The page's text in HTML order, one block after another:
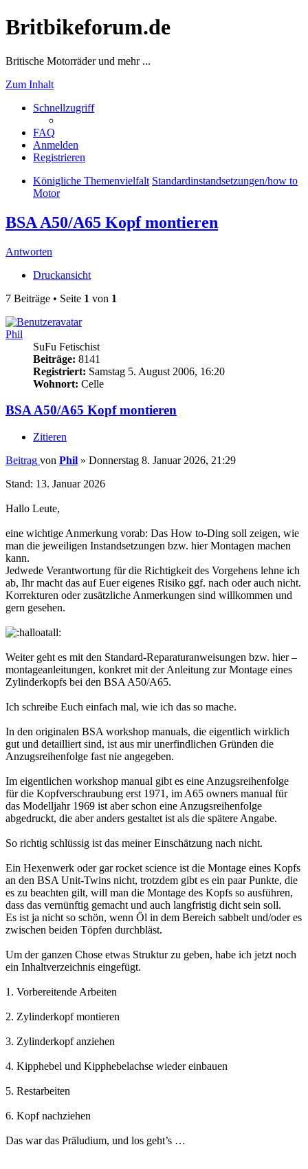
Britbikeforum.de
Britische Motorräder und mehr ...
Zum Inhalt
Schnellzugriff
FAQ
Anmelden
Registrieren
Königliche Themenvielfalt Standardinstandsetzungen/how to
Motor
BSA A50/A65 Kopf montieren
Antworten
Druckansicht
7 Beiträge • Seite 1 von 1
Phil
SuFu Fetischist
Beiträge: 8141
Registriert: Samstag 5. August 2006, 16:20
Wohnort: Celle
BSA A50/A65 Kopf montieren
Zitieren
Beitrag von Phil » Donnerstag 8. Januar 2026, 21:29
Stand: 13. Januar 2026
Hallo Leute,
eine wichtige Anmerkung vorab: Das How to-Ding soll zeigen, wie
man die jeweiligen Instandsetzungen bzw. hier Montagen machen
kann.
Jedwede Verantwortung für die Richtigkeit des Vorgehens lehne ich
ab, Ihr macht das auf Euer eigenes Risiko ggf. nach oder auch nicht.
Korrekturen oder zusätzliche Anmerkungen sind willkommen und
gern gesehen.
Weiter geht es mit den Standard-Reparaturanweisungen bzw. hier –
montageanleitungen, konkret mit der Anleitung zur Montage eines
Zylinderkopfs bei den BSA A50/A65.
Ich schreibe Euch einfach mal, wie ich das so mache.
In den originalen BSA workshop manuals, die eigentlich wirklich
gut und detailliert sind, ist aus mir unerfindlichen Gründen die
Anzugsreihenfolge fast nie angegeben.
Im eigentlichen workshop manual gibt es eine Anzugsreihenfolge
für die Kopfverschraubung erst 1971, im A65 owners manual für
das Modelljahr 1969 ist aber schon eine Anzugsreihenfolge
abgedruckt, die aber anders gestaltet ist als die spätere Angabe.
So richtig schlüssig ist das meiner Einschätzung nach nicht.
Ein Hexenwerk oder gar rocket science ist die Montage eines Kopfs
an den BSA Unit-Twins nicht, trotzdem gibt es ein paar Punkte, die
es zu beachten gilt, will man die Montage des Kopfs so ausführen,
dass das vernünftig gemacht und auch langfristig dicht sein soll.
Es ist ja nicht so schön, wenn Öl in dem Bereich sabbelt und/oder es
zwischen beiden Töpfen durchbläst.
Um der ganzen Chose etwas Struktur zu geben, habe ich jetzt noch
ein Inhaltverzeichnis eingefügt.
1. Vorbereitende Arbeiten
2. Zylinderkopf montieren
3. Zylinderkopf anziehen
4. Kipphebel und Kipphebelachse wieder einbauen
5. Restarbeiten
6. Kopf nachziehen
Das war das Präludium, und los geht’s …